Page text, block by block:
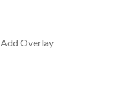
Add Overlay